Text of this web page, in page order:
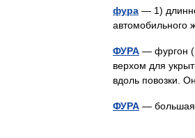
фура — 1)
ФУРА — фургон
верхом для
вдоль повозки.
ФУРА — большая